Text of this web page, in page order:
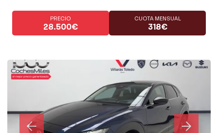
PRECIO
28.500€
CUOTA MENSUAL
318€